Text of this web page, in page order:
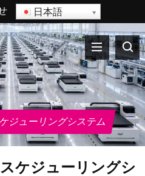
日本語
ジューリングシステム
ケジューリングシ